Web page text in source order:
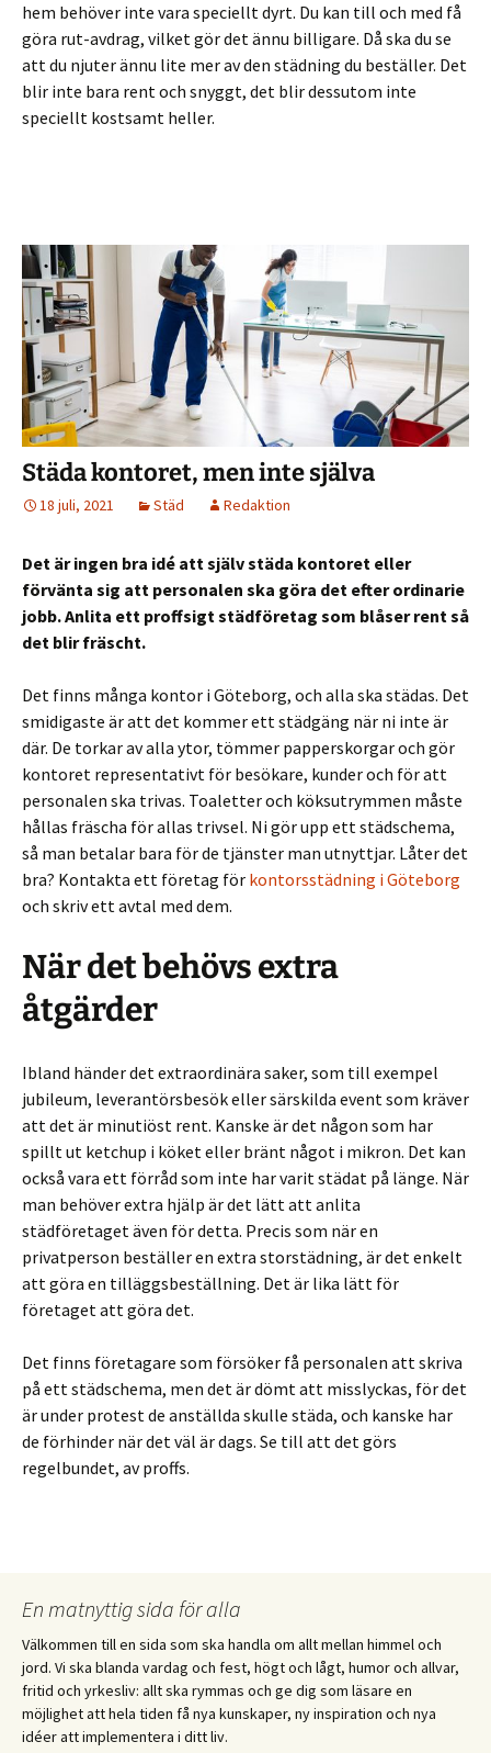
hem behöver inte vara speciellt dyrt. Du kan till och med få
göra rut-avdrag, vilket gör det ännu billigare. Då ska du se
att du njuter ännu lite mer av den städning du beställer. Det
blir inte bara rent och snyggt, det blir dessutom inte
speciellt kostsamt heller.
Städa kontoret, men inte själva
18 juli, 2021 Städ Redaktion
Det är ingen bra idé att själv städa kontoret eller
förvänta sig att personalen ska göra det efter ordinarie
jobb. Anlita ett proffsigt städföretag som blåser rent så
det blir fräscht.
Det finns många kontor i Göteborg, och alla ska städas. Det
smidigaste är att det kommer ett städgäng när ni inte är
där. De torkar av alla ytor, tömmer papperskorgar och gör
kontoret representativt för besökare, kunder och för att
personalen ska trivas. Toaletter och köksutrymmen måste
hållas fräscha för allas trivsel. Ni gör upp ett städschema,
så man betalar bara för de tjänster man utnyttjar. Låter det
bra? Kontakta ett företag för kontorsstädning i Göteborg
och skriv ett avtal med dem.
När det behövs extra
åtgärder
Ibland händer det extraordinära saker, som till exempel
jubileum, leverantörsbesök eller särskilda event som kräver
att det är minutiöst rent. Kanske är det någon som har
spillt ut ketchup i köket eller bränt något i mikron. Det kan
också vara ett förråd som inte har varit städat på länge. När
man behöver extra hjälp är det lätt att anlita
städföretaget även för detta. Precis som när en
privatperson beställer en extra storstädning, är det enkelt
att göra en tilläggsbeställning. Det är lika lätt för
företaget att göra det.
Det finns företagare som försöker få personalen att skriva
på ett städschema, men det är dömt att misslyckas, för det
är under protest de anställda skulle städa, och kanske har
de förhinder när det väl är dags. Se till att det görs
regelbundet, av proffs.
En matnyttig sida för alla
Välkommen till en sida som ska handla om allt mellan himmel och
jord. Vi ska blanda vardag och fest, högt och lågt, humor och allvar,
fritid och yrkesliv: allt ska rymmas och ge dig som läsare en
möjlighet att hela tiden få nya kunskaper, ny inspiration och nya
idéer att implementera i ditt liv.